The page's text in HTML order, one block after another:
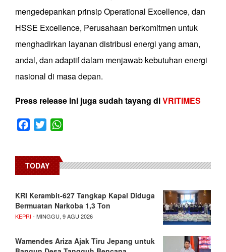
mengedepankan prinsip Operational Excellence, dan
HSSE Excellence, Perusahaan berkomitmen untuk
menghadirkan layanan distribusi energi yang aman,
andal, dan adaptif dalam menjawab kebutuhan energi
nasional di masa depan.
Press release ini juga sudah tayang diVRITIMES
Facebook
Twitter
TODAY
KRI Kerambit-627 Tangkap Kapal Diduga
Bermuatan Narkoba 1,3 Ton
KEPRI- MINGGU, 9 AGU 2026
Wamendes Ariza Ajak Tiru Jepang untuk